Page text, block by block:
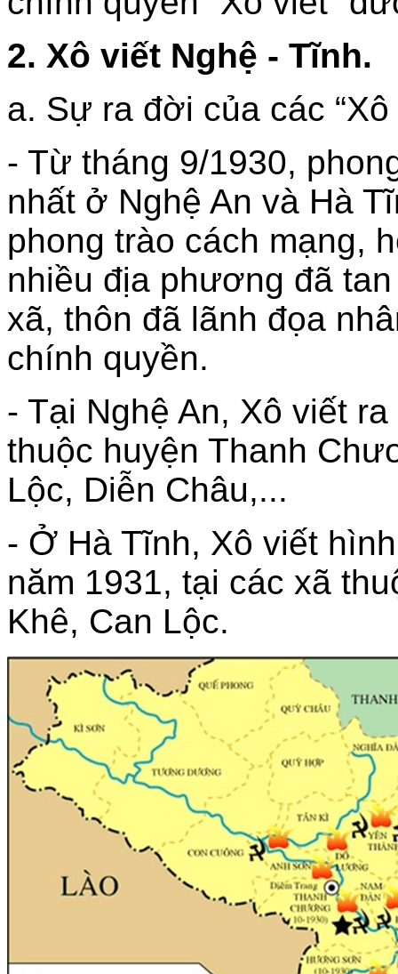
2. Xô viết Nghệ - Tĩnh.
a. Sự ra đời của các
- Từ tháng 9/1930,
nhất ở Nghệ An và Hà
phong trào cách mạng,
nhiều địa phương đã
xã, thôn đã lãnh đọa
chính quyền.
- Tại Nghệ An, Xô viết
thuộc huyện Thanh
Lộc, Diễn Châu,...
- Ở Hà Tĩnh, Xô viết
năm 1931, tại các xã
Khê, Can Lộc.